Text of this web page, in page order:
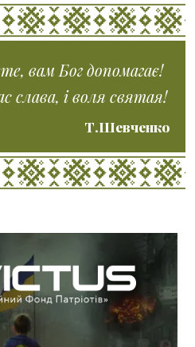
вам Бог допомагає!
слава, і воля святая!
Т.Шевченко